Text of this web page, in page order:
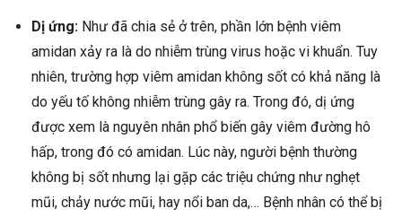
Dị ứng: Như đã chia sẻ ở trên, phần lớn bệnh viêm
amidan xảy ra là do nhiễm trùng virus hoặc vi khuẩn. Tuy
nhiên, trường hợp viêm amidan không sốt có khả năng là
do yếu tố không nhiễm trùng gây ra. Trong đó, dị ứng
được xem là nguyên nhân phổ biến gây viêm đường hô
hấp, trong đó có amidan. Lúc này, người bệnh thường
không bị sốt nhưng lại gặp các triệu chứng như nghẹt
mũi, chảy nước mũi, hay nổi ban da,… Bệnh nhân có thể bị